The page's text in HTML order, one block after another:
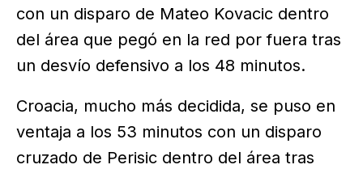
con un disparo de Mateo Kovacic dentro
del área que pegó en la red por fuera tras
un desvío defensivo a los 48 minutos.
Croacia, mucho más decidida, se puso en
ventaja a los 53 minutos con un disparo
cruzado de Perisic dentro del área tras